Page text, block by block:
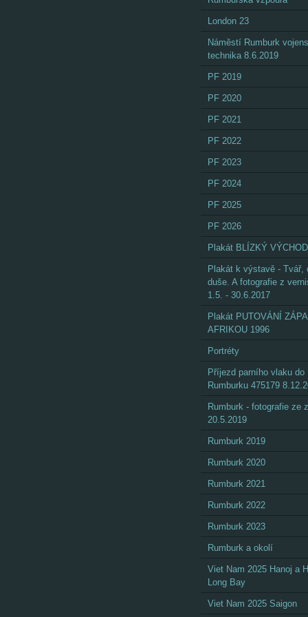
London 23
Náměstí Rumburk
technika 8.6.2019
PF 2019
PF 2020
PF 2021
PF 2022
PF 2023
PF 2024
PF 2025
PF 2026
Plakát BLÍZKÝ
Plakát k výstavě - Tvář,
duše. A fotografie z
1.5. - 30.6.2017
Plakát PUTOVÁNÍ
AFRIKOU 1996
Portréty
Příjezd parního vlaku do
Rumburku 475179
Rumburk - fotografie ze
20.5.2019
Rumburk 2019
Rumburk 2020
Rumburk 2021
Rumburk 2022
Rumburk 2023
Rumburk a okolí
Viet Nam 2025 Hanoj a
Long Bay
Viet Nam 2025 Saigon